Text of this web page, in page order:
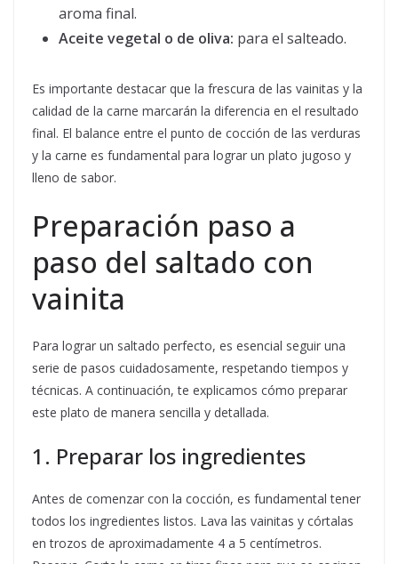
aroma final.
Aceite vegetal o de oliva: para el salteado.
Es importante destacar que la frescura de las vainitas y la
calidad de la carne marcarán la diferencia en el resultado
final. El balance entre el punto de cocción de las verduras
y la carne es fundamental para lograr un plato jugoso y
lleno de sabor.
Preparación paso a
paso del saltado con
vainita
Para lograr un saltado perfecto, es esencial seguir una
serie de pasos cuidadosamente, respetando tiempos y
técnicas. A continuación, te explicamos cómo preparar
este plato de manera sencilla y detallada.
1. Preparar los ingredientes
Antes de comenzar con la cocción, es fundamental tener
todos los ingredientes listos. Lava las vainitas y córtalas
en trozos de aproximadamente 4 a 5 centímetros.